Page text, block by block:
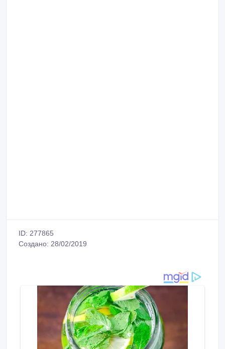
ID: 277865
Создано: 28/02/2019